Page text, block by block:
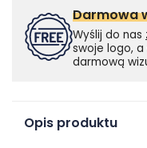
Darmowa
Wyślij do nas
swoje logo,
darmową
Opis produktu